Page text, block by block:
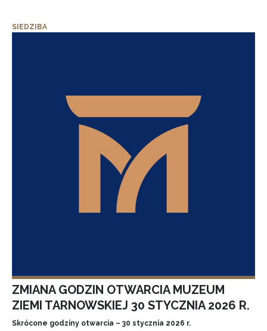
SIEDZIBA
ZMIANA GODZIN OTWARCIA MUZEUM
ZIEMI TARNOWSKIEJ 30 STYCZNIA 2026 R.
Skrócone godziny otwarcia – 30 stycznia 2026 r.